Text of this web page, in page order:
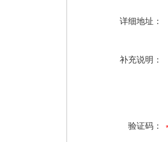
详细地址：
补充说明：
验证码：